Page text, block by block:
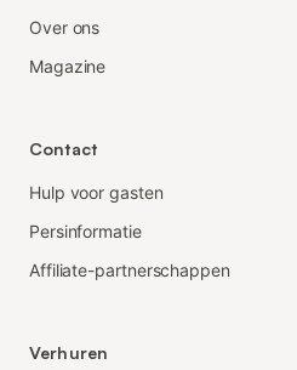
Over ons
Magazine
Contact
Hulp voor gasten
Persinformatie
Affiliate-partnerschappen
Verhuren